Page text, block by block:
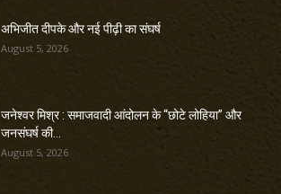
अभिजीत दीपके और नई पीढ़ी का संघर्ष
August 5, 2026
जनेश्वर मिश्र : समाजवादी आंदोलन के “छोटे लोहिया” और
जनसंघर्ष की...
August 5, 2026